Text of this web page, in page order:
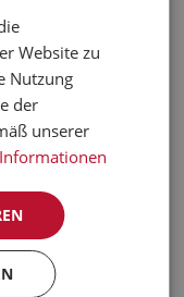
FRENCH
DANISH
POLISH
Website zu
Nutzung
der
unserer